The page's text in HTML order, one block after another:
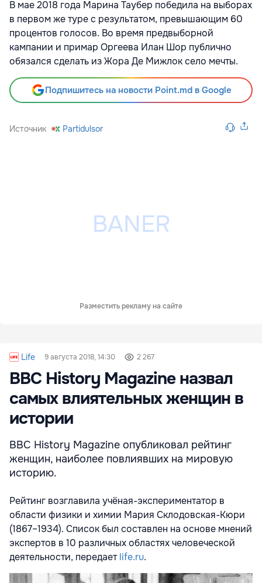
В мае 2018 года Марина Таубер победила на выборах
в первом же туре с результатом, превышающим 60
процентов голосов. Во время предвыборной
кампании и примар Оргеева Илан Шор публично
обязался сделать из Жора Де Мижлок село мечты.
Подпишитесь на новости Point.md в Google
Источник Partidulsor
Разместить рекламу на сайте
Life 9 августа 2018, 14:30 2 267
BBC History Magazine назвал
самых влиятельных женщин в
истории
BBC History Magazine опубликовал рейтинг
женщин, наиболее повлиявших на мировую
историю.
Рейтинг возглавила учёная-экспериментатор в
области физики и химии Мария Склодовская-Кюри
(1867–1934). Список был составлен на основе мнений
экспертов в 10 различных областях человеческой
деятельности, передаетlife.ru.